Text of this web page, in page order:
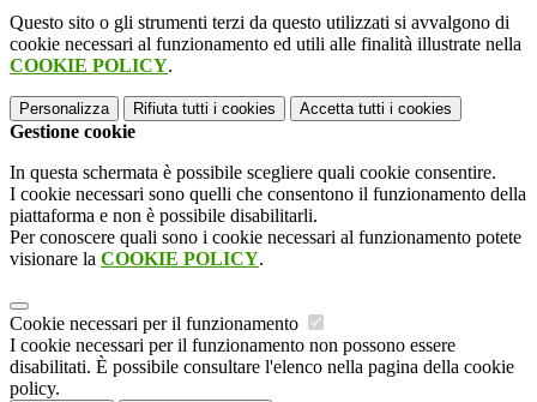
Questo sito o gli strumenti terzi da questo utilizzati si avvalgono di
cookie necessari al funzionamento ed utili alle finalità illustrate nella
COOKIE POLICY.
Personalizza Rifiuta tutti i cookies Accetta tutti i cookies
Gestione cookie
In questa schermata è possibile scegliere quali cookie consentire.
I cookie necessari sono quelli che consentono il funzionamento della
piattaforma e non è possibile disabilitarli.
Per conoscere quali sono i cookie necessari al funzionamento potete
visionare la COOKIE POLICY.
Cookie necessari per il funzionamento
I cookie necessari per il funzionamento non possono essere
disabilitati. È possibile consultare l'elenco nella pagina della cookie
policy.